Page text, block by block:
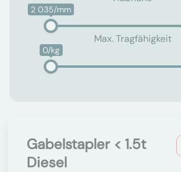
2 035/mm
Max. Tragfähigkeit
0/kg
Gabelstapler < 1.5t
Diesel